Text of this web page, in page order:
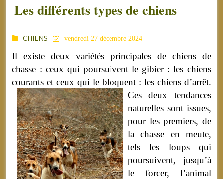
Les différents types de chiens
CHIENS vendredi 27 décembre 2024
Il existe deux variétés principales de chiens de
chasse : ceux qui poursuivent le gibier : les chiens
courants et ceux qui le bloquent : les chiens d’arrêt.
Ces deux tendances
naturelles sont issues,
pour les premiers, de
la chasse en meute,
tels les loups qui
poursuivent, jusqu’à
le forcer, l’animal